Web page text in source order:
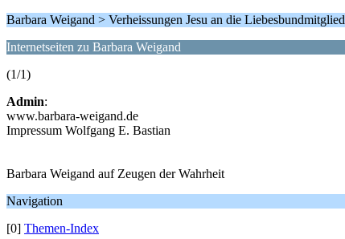
Barbara Weigand > Verheissungen Jesu an die
Internetseiten zu Barbara Weigand
(1/1)
Admin:
www.barbara-weigand.de
Impressum Wolfgang E. Bastian
Barbara Weigand auf Zeugen der Wahrheit
Navigation
[0] Themen-Index